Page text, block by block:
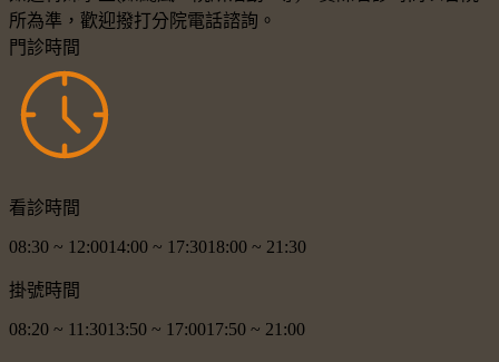
所為準，歡迎撥打分院電話諮詢。
門診時間
看診時間
08:30 ~ 12:0014:00 ~ 17:3018:00 ~ 21:30
掛號時間
08:20 ~ 11:3013:50 ~ 17:0017:50 ~ 21:00